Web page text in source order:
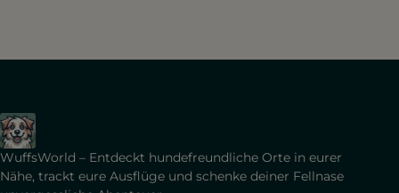
WuffsWorld – Entdeckt hundefreundliche Orte in eurer
Nähe, trackt eure Ausflüge und schenke deiner Fellnase